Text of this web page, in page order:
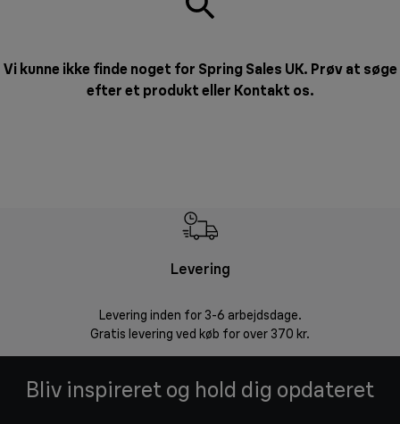
Vi kunne ikke finde noget for Spring Sales UK. Prøv at søge
efter et produkt eller Kontakt os.
Levering
Levering inden for 3-6 arbejdsdage.
Gratis levering ved køb for over 370 kr.
Bliv inspireret og hold dig opdateret